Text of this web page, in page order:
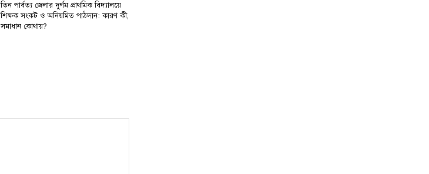
তিন পার্বত্য জেলার দুর্গম প্রাথমিক বিদ্যালয়ে
শিক্ষক সংকট ও অনিয়মিত পাঠদান: কারণ কী,
সমাধান কোথায়?